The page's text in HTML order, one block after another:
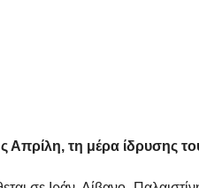
Απρίλη, τη μέρα ίδρυσης